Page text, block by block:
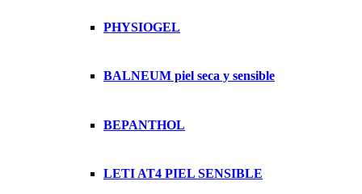
PHYSIOGEL
BALNEUM piel seca y sensible
BEPANTHOL
LETI AT4 PIEL SENSIBLE